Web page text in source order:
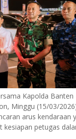
Kapolda
Minggu (15/03/
arus kendaraan
petugas